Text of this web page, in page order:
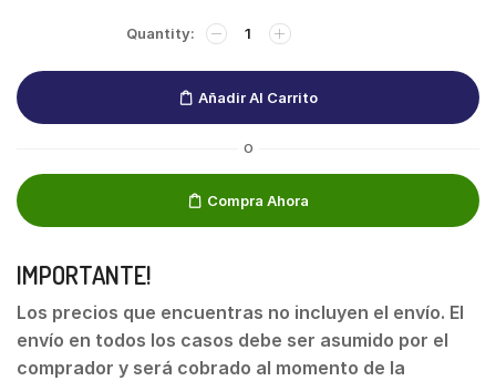
Añadir Al Carrito
O
Compra Ahora
IMPORTANTE!
Los precios que encuentras no incluyen el envío. El
envío en todos los casos debe ser asumido por el
comprador y será cobrado al momento de la